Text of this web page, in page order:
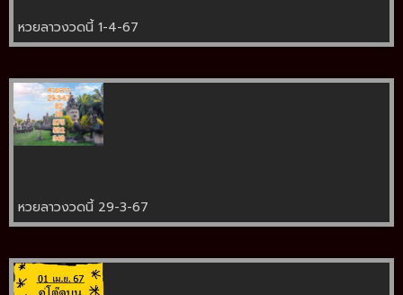
หวยลาวงวดนี้ 1-4-67
หวยลาวงวดนี้ 29-3-67